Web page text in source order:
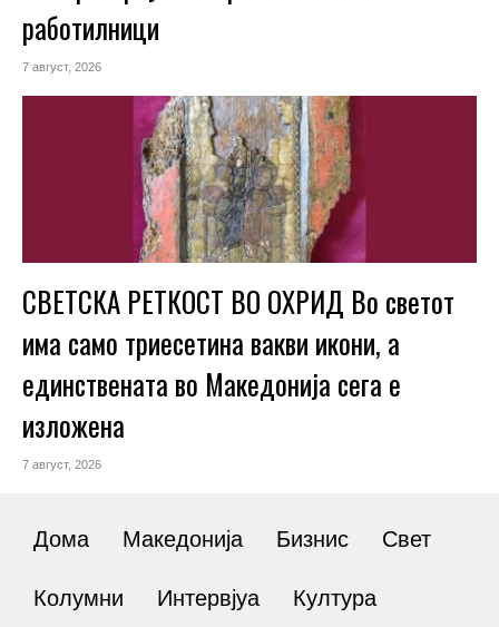
работилници
7 август, 2026
СВЕТСКА РЕТКОСТ ВО ОХРИД Во светот
има само триесетина вакви икони, а
единствената во Македонија сега е
изложена
7 август, 2026
Дома Македонија Бизнис Свет
Колумни Интервјуа Култура